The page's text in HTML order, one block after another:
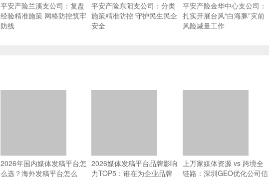
平安产险兰溪支公司：复盘
经验精准施策 网格防控筑牢
防线
平安产险东阳支公司：分类
施策精准防控 守护民生民企
安全
平安产险金华中心支公司：
扎实开展台风“白海豚”灾前
风险减量工作
2026年国内媒体发稿平台怎
么选？海外发稿平台怎么
2026媒体发稿平台品牌影响
力TOP5：谁在为企业品牌
上万家媒体资源 vs 跨境全
链路：深圳GEO优化公司信